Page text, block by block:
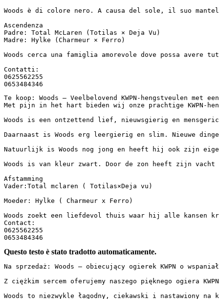
Woods è di colore nero. A causa del sole, il suo
Ascendenza
Padre: Total McLaren (Totilas × Deja Vu)
Madre: Hylke (Charmeur × Ferro)
Woods cerca una famiglia amorevole dove possa
Contatti:
0625562255
0653484346
Te koop: Woods – Veelbelovend KWPN-hengstveulen met
Met pijn in het hart bieden wij onze prachtige KWPN-
Woods is een ontzettend lief, nieuwsgierig en
Daarnaast is Woods erg leergierig en slim. Nieuwe
Natuurlijk is Woods nog jong en heeft hij ook zijn
Woods is van kleur zwart. Door de zon heeft zijn
Afstamming
Vader:Total mclaren ( Totilas×Deja vu)
Moeder: Hylke ( Charmeur x Ferro)
Woods zoekt een liefdevol thuis waar hij alle kansen
Contact:
0625562255
0653484346
Questo testo è stato tradotto automaticamente.
Na sprzedaż: Woods – obiecujący ogierek KWPN o
Z ciężkim sercem oferujemy naszego pięknego ogiera
Woods to niezwykle łagodny, ciekawski i nastawiony